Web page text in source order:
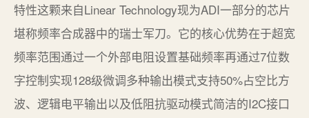
特性这颗来自Linear Technology现为ADI一部分的芯片
堪称频率合成器中的瑞士军刀。它的核心优势在于超宽
频率范围通过一个外部电阻设置基础频率再通过7位数
字控制实现128级微调多种输出模式支持50%占空比方
波、逻辑电平输出以及低阻抗驱动模式简洁的I2C接口